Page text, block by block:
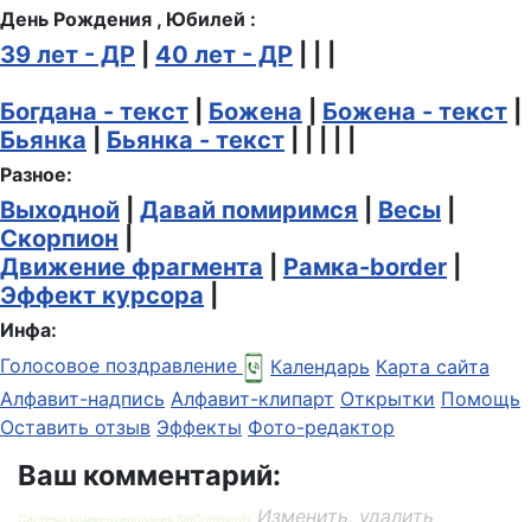
День Рождения , Юбилей :
39 лет - ДР 40 лет - ДР
Богдана - текст
Божена Божена - текст
Бьянка
Бьянка - текст
Разное:
Выходной Давай помиримся Весы
Скорпион
Движение фрагмента
Рамка-border
Эффект курсора
Инфа:
Голосовое поздравление
Календарь Карта сайта
Алфавит-надпись Алфавит-клипарт Открытки Помощь
Оставить отзыв Эффекты Фото-редактор
Ваш комментарий:
Система комментирования SigComments Изменить, удалить